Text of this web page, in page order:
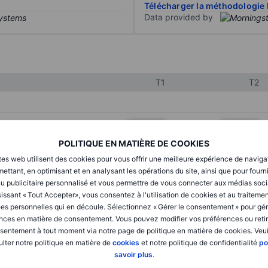
POLITIQUE EN MATIÈRE DE COOKIES
web utilisent des cookies pour vous offrir une meilleure expérience de
en optimisant et en analysant les opérations du site, ainsi que pour
publicitaire personnalisé et vous permettre de vous connecter aux médias
« Tout Accepter», vous consentez à l'utilisation de cookies et au
personnelles qui en découle. Sélectionnez « Gérer le consentement » pour
en matière de consentement. Vous pouvez modifier vos préférences ou
à tout moment via notre page de politique en matière de cookies.
notre politique en matière de cookies et notre politique de confidentialité
savoir plus.
Télécharger la méthodologie
Data provided by
T1 T2
XXXXXXX XXXXXXX
XXXXXXX
XXXXXXX XXXXXXX
XXXXXXX XXXXXXX
XXXXXXX XXXXXXX